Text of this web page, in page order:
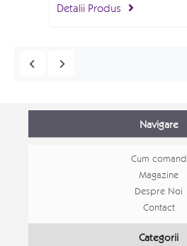
Detalii Produs
Mobila tineret Stefan
Navigare
Cum comand
Magazine
Despre Noi
Contact
Categorii